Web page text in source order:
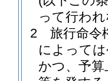
って行わ
2
旅行命令
によって
かつ、予